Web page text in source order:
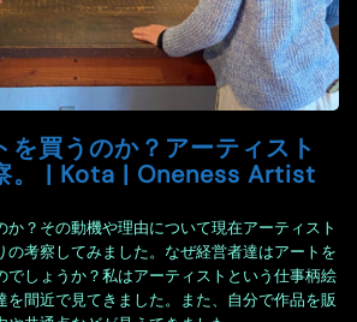
を買うのか？アーティスト
。 | Kota | Oneness Artist
か？その動機や理由について現在アーティスト
の考察してみました。なぜ経営者達はアートを
でしょうか？私はアーティストという仕事柄絵
を間近で見てきました。また、自分で作品を販